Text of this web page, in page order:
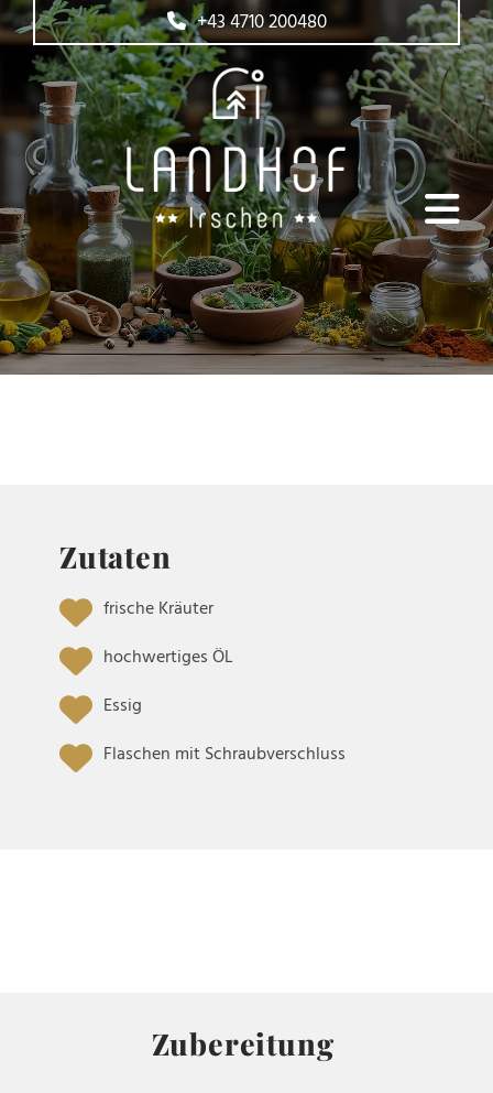
+43 4710 200480
Zutaten
frische Kräuter
hochwertiges ÖL
Essig
Flaschen mit Schraubverschluss
Zubereitung